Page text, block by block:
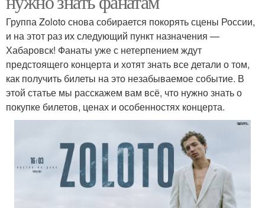
Группа Zoloto снова собирается покорять сцены России,
и на этот раз их следующий пункт назначения —
Хабаровск! Фанаты уже с нетерпением ждут
предстоящего концерта и хотят знать все детали о том,
как получить билеты на это незабываемое событие. В
этой статье мы расскажем вам всё, что нужно знать о
покупке билетов, ценах и особенностях концерта.